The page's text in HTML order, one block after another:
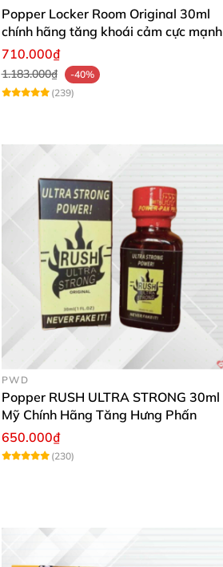
Popper Locker Room Original 30ml
chính hãng tăng khoái cảm cực mạnh
710.000₫
1.183.000₫
-40%
(239)
PWD
Popper RUSH ULTRA STRONG 30ml
Mỹ Chính Hãng Tăng Hưng Phấn
650.000₫
(230)